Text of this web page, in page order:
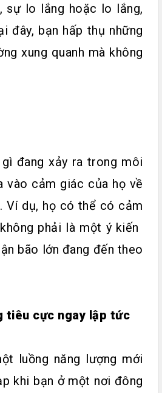
sự lo lắng hoặc lo lắng,
đây, bạn hấp thụ những
xung quanh mà không
đang xảy ra trong môi
vào cảm giác của họ về
Ví dụ, họ có thể có cảm
phải là một ý kiến
bão lớn đang đến theo
tiêu cực ngay lập tức
luồng năng lượng mới
khi bạn ở một nơi đông